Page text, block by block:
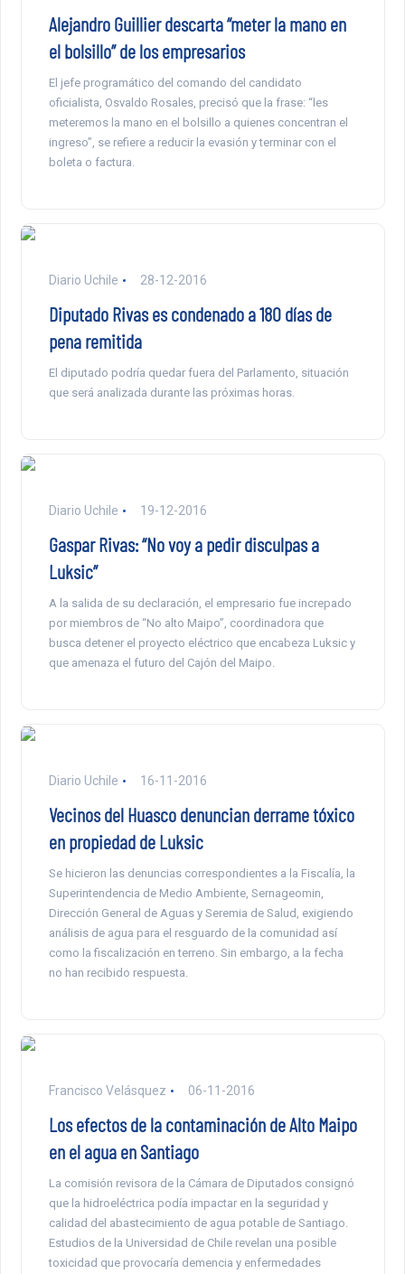
Alejandro Guillier descarta “meter la mano en
el bolsillo” de los empresarios
El jefe programático del comando del candidato
oficialista, Osvaldo Rosales, precisó que la frase: “les
meteremos la mano en el bolsillo a quienes concentran el
ingreso”, se refiere a reducir la evasión y terminar con el
boleta o factura.
Diario Uchile 28-12-2016
Diputado Rivas es condenado a 180 días de
pena remitida
El diputado podría quedar fuera del Parlamento, situación
que será analizada durante las próximas horas.
Diario Uchile 19-12-2016
Gaspar Rivas: “No voy a pedir disculpas a
Luksic”
A la salida de su declaración, el empresario fue increpado
por miembros de “No alto Maipo”, coordinadora que
busca detener el proyecto eléctrico que encabeza Luksic y
que amenaza el futuro del Cajón del Maipo.
Diario Uchile 16-11-2016
Vecinos del Huasco denuncian derrame tóxico
en propiedad de Luksic
Se hicieron las denuncias correspondientes a la Fiscalía, la
Superintendencia de Medio Ambiente, Sernageomin,
Dirección General de Aguas y Seremia de Salud, exigiendo
análisis de agua para el resguardo de la comunidad así
como la fiscalización en terreno. Sin embargo, a la fecha
no han recibido respuesta.
Francisco Velásquez 06-11-2016
Los efectos de la contaminación de Alto Maipo
en el agua en Santiago
La comisión revisora de la Cámara de Diputados consignó
que la hidroeléctrica podía impactar en la seguridad y
calidad del abastecimiento de agua potable de Santiago.
Estudios de la Universidad de Chile revelan una posible
toxicidad que provocaría demencia y enfermedades